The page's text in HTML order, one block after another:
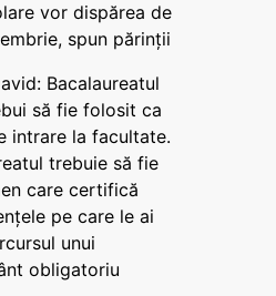
vor dispărea de
spun părinții
Bacalaureatul
să fie folosit ca
intrare la facultate.
trebuie să fie
care certifică
pe care le ai
unui
obligatoriu